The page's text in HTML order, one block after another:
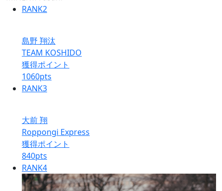
RANK2
島野 翔汰
TEAM KOSHIDO
獲得ポイント
1060pts
RANK3
大前 翔
Roppongi Express
獲得ポイント
840pts
RANK4